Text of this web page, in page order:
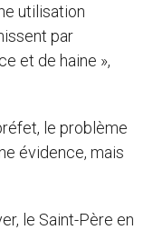
utilisation
par
et de haine »,
le problème
évidence, mais
le Saint-Père en